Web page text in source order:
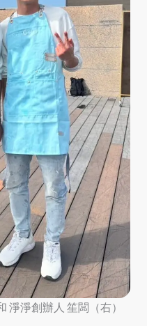
淨淨創辦人 笙闆（右）